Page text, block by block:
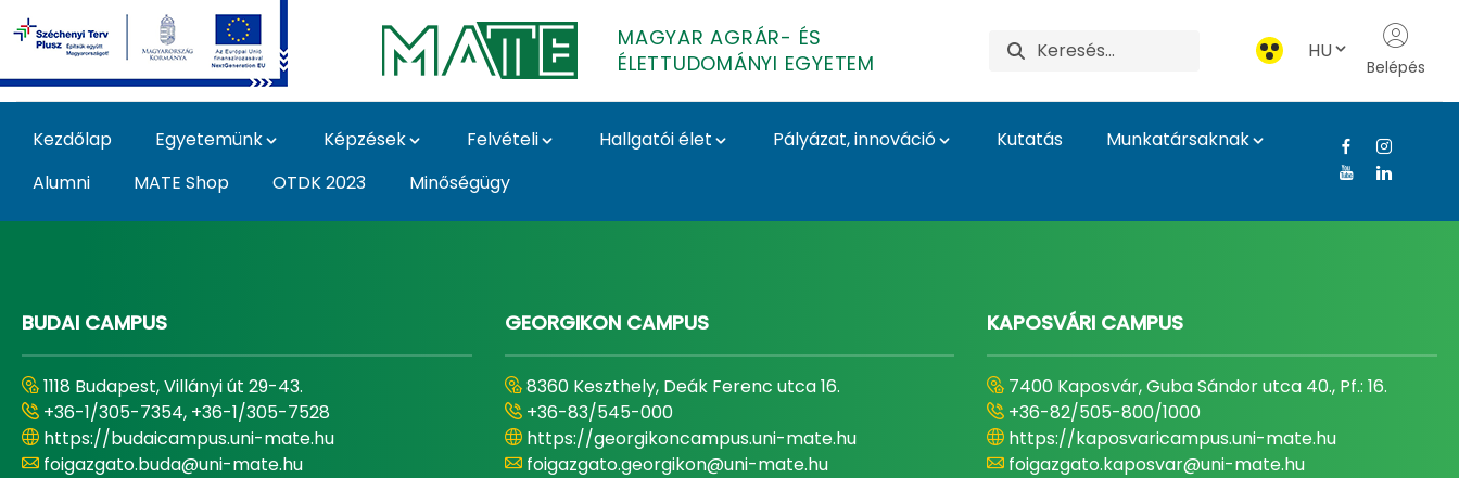
Ugrás a fő tartalomhoz
MAGYAR AGRÁR- ÉS
ÉLETTUDOMÁNYI EGYETEM
HU
Belépés
Kezdőlap Egyetemünk Képzések Felvételi Hallgatói élet Pályázat, innováció Kutatás
Munkatársaknak
Alumni
MATE Shop OTDK 2023 Minőségügy
BUDAI CAMPUS
1118 Budapest, Villányi út 29-43.
+36-1/305-7354, +36-1/305-7528
https://budaicampus.uni-mate.hu
foigazgato.buda@uni-mate.hu
GEORGIKON CAMPUS
8360 Keszthely, Deák Ferenc utca 16.
+36-83/545-000
https://georgikoncampus.uni-mate.hu
foigazgato.georgikon@uni-mate.hu
KAPOSVÁRI CAMPUS
7400 Kaposvár, Guba Sándor utca 40., Pf.: 16.
+36-82/505-800/1000
https://kaposvaricampus.uni-mate.hu
foigazgato.kaposvar@uni-mate.hu